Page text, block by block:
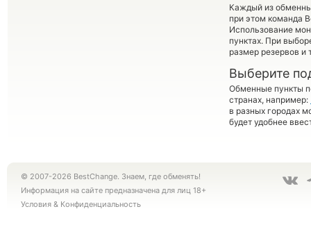
Каждый из
при этом команда
Использование
пунктах. При
размер резервов и
Выберите
Обменные пункты
странах, например:
в разных городах
будет удобнее
© 2007-2026 BestChange. Знаем, где обменять!
Информация на сайте предназначена для лиц 18+
Условия & Конфиденциальность